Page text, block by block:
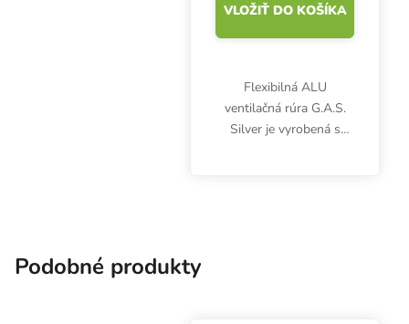
VLOŽIŤ DO KOŠÍKA
Flexibilná ALU
ventilačná rúra G.A.S.
Silver je vyrobená s
Podobné produkty